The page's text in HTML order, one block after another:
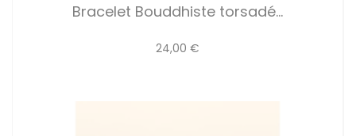
Bracelet Bouddhiste torsadé...
24,00 €